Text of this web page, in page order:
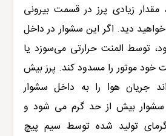
مقدار زیادی پرز در قسمت بیرونی
دید. اگر این سشوار در داخل
توسط المنت حرارتی می‌سوزد یا
موتور را مسدود کند. پرز بیش
جریان هوا را به داخل سشوار
بیش از حد گرم می شود و
تولید شده توسط سیم پیچ